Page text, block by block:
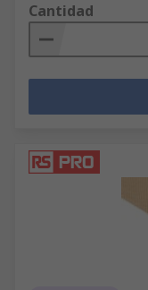
Cantidad